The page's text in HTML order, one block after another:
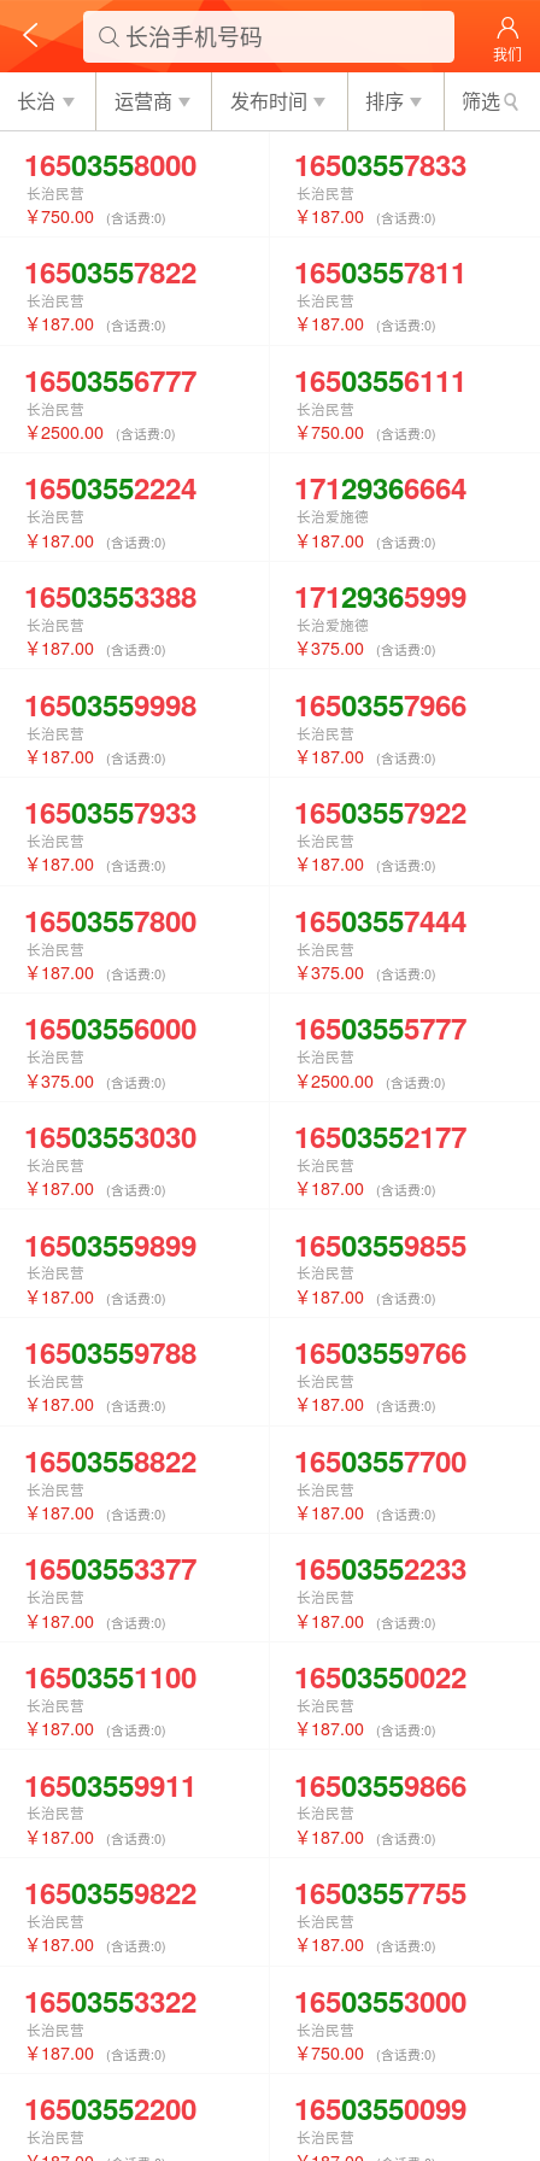
 长治手机号码
我们
长治 运营商 发布时间 排序 筛选
16503558000
长治民营
750.00 (含话费:0)
16503557833
长治民营
187.00 (含话费:0)
16503557822
长治民营
187.00 (含话费:0)
16503557811
长治民营
187.00 (含话费:0)
16503556777
长治民营
2500.00 (含话费:0)
16503556111
长治民营
750.00 (含话费:0)
16503552224
长治民营
187.00 (含话费:0)
17129366664
长治爱施德
187.00 (含话费:0)
16503553388
长治民营
187.00 (含话费:0)
17129365999
长治爱施德
375.00 (含话费:0)
16503559998
长治民营
187.00 (含话费:0)
16503557966
长治民营
187.00 (含话费:0)
16503557933
长治民营
187.00 (含话费:0)
16503557922
长治民营
187.00 (含话费:0)
16503557800
长治民营
187.00 (含话费:0)
16503557444
长治民营
375.00 (含话费:0)
16503556000
长治民营
375.00 (含话费:0)
16503555777
长治民营
2500.00 (含话费:0)
16503553030
长治民营
187.00 (含话费:0)
16503552177
长治民营
187.00 (含话费:0)
16503559899
长治民营
187.00 (含话费:0)
16503559855
长治民营
187.00 (含话费:0)
16503559788
长治民营
187.00 (含话费:0)
16503559766
长治民营
187.00 (含话费:0)
16503558822
长治民营
187.00 (含话费:0)
16503557700
长治民营
187.00 (含话费:0)
16503553377
长治民营
187.00 (含话费:0)
16503552233
长治民营
187.00 (含话费:0)
16503551100
长治民营
187.00 (含话费:0)
16503550022
长治民营
187.00 (含话费:0)
16503559911
长治民营
187.00 (含话费:0)
16503559866
长治民营
187.00 (含话费:0)
16503559822
长治民营
187.00 (含话费:0)
16503557755
长治民营
187.00 (含话费:0)
16503553322
长治民营
187.00 (含话费:0)
16503553000
长治民营
750.00 (含话费:0)
16503552200
长治民营
16503550099
长治民营